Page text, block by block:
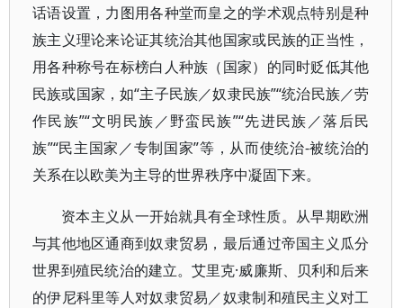
话语设置，力图用各种堂而皇之的学术观点特别是种
族主义理论来论证其统治其他国家或民族的正当性，
用各种称号在标榜白人种族（国家）的同时贬低其他
民族或国家，如“主子民族／奴隶民族”“统治民族／劳
作民族”“文明民族／野蛮民族”“先进民族／落后民
族”“民主国家／专制国家”等，从而使统治-被统治的
关系在以欧美为主导的世界秩序中凝固下来。
资本主义从一开始就具有全球性质。从早期欧洲
与其他地区通商到奴隶贸易，最后通过帝国主义瓜分
世界到殖民统治的建立。艾里克·威廉斯、贝利和后来
的伊尼科里等人对奴隶贸易／奴隶制和殖民主义对工